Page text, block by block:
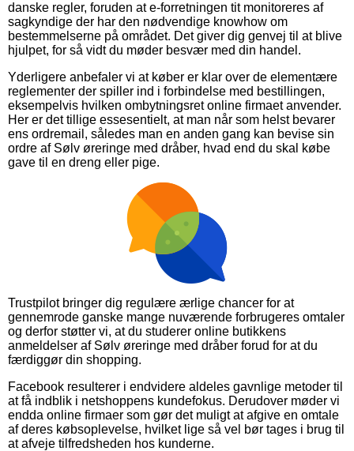
danske regler, foruden at e-forretningen tit monitoreres af
sagkyndige der har den nødvendige knowhow om
bestemmelserne på området. Det giver dig genvej til at blive
hjulpet, for så vidt du møder besvær med din handel.
Yderligere anbefaler vi at køber er klar over de elementære
reglementer der spiller ind i forbindelse med bestillingen,
eksempelvis hvilken ombytningsret online firmaet anvender.
Her er det tillige essesentielt, at man når som helst bevarer
ens ordremail, således man en anden gang kan bevise sin
ordre af Sølv øreringe med dråber, hvad end du skal købe
gave til en dreng eller pige.
Trustpilot bringer dig regulære ærlige chancer for at
gennemrode ganske mange nuværende forbrugeres omtaler
og derfor støtter vi, at du studerer online butikkens
anmeldelser af Sølv øreringe med dråber forud for at du
færdiggør din shopping.
Facebook resulterer i endvidere aldeles gavnlige metoder til
at få indblik i netshoppens kundefokus. Derudover møder vi
endda online firmaer som gør det muligt at afgive en omtale
af deres købsoplevelse, hvilket lige så vel bør tages i brug til
at afveje tilfredsheden hos kunderne.